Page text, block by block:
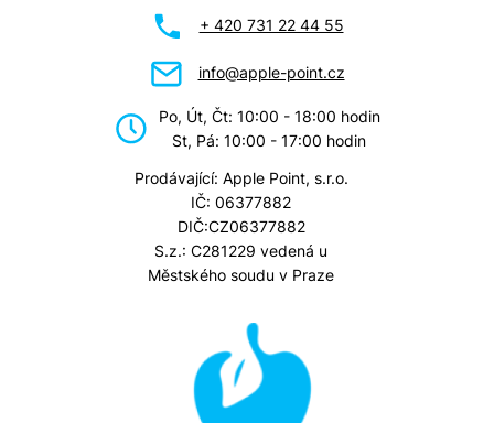
+ 420 731 22 44 55
info@apple-point.cz
Po, Út, Čt: 10:00 - 18:00 hodin
St, Pá: 10:00 - 17:00 hodin
Prodávající: Apple Point, s.r.o.
IČ: 06377882
DIČ:CZ06377882
S.z.: C281229 vedená u
Městského soudu v Praze